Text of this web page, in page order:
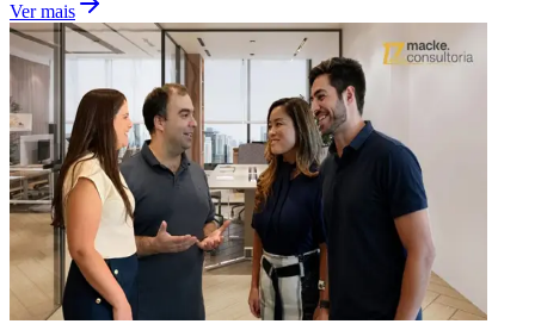
Flamengo
Ver mais